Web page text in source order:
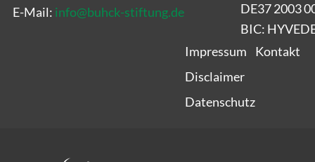
E-Mail: info@buhck-stiftung.de
DE37 2003
BIC:
Impressum
Disclaimer
Datenschutz
Kontakt